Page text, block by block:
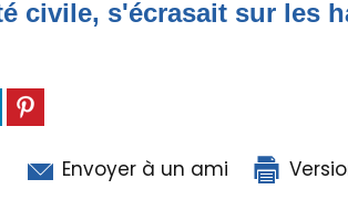
civile, s'écrasait sur les
Envoyer à un ami